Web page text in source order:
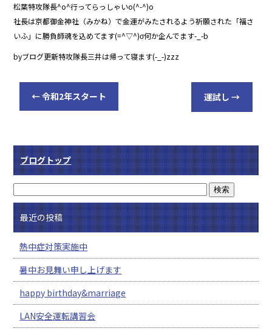
松葉特攻隊長^o^行ってらっしゃいo(^-^)o
社長は京都御金神社（みかね）で金運がみたされるよう祈願された「福さ
いふ」に勝負師魂を込めてます(=^▽^)σ何か企んでます-_-b
byブログ更新特攻隊長三井は帰って寝ます(-_-)zzz
←令和2年スタート 運試し →
ブログトップ
最近の投稿
熱中症対策実施中
暑中お見舞い申し上げます
happy birthday&marriage
LAN安全運転講習会